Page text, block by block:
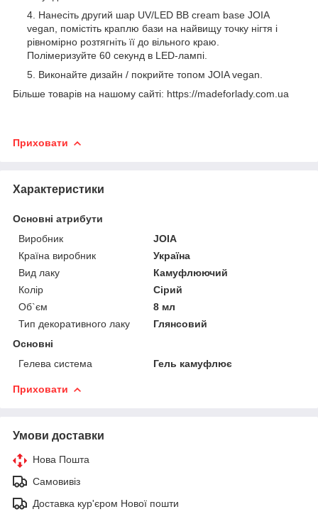
Нанесіть другий шар UV/LED BB cream base JOIA
vegan, помістіть краплю бази на найвищу точку нігтя і
рівномірно розтягніть її до вільного краю.
Полімеризуйте 60 секунд в LED-лампі.
Виконайте дизайн / покрийте топом JOIA vegan.
Більше товарів на нашому сайті: https://madeforlady.com.ua
Приховати
Характеристики
Основні атрибути
Виробник
JOIA
Країна виробник
Україна
Вид лаку
Камуфлюючий
Колір
Сірий
Об`єм
8 мл
Тип декоративного лаку
Глянсовий
Основні
Гелева система
Гель камуфлює
Приховати
Умови доставки
Нова Пошта
Самовивіз
Доставка кур'єром Нової пошти